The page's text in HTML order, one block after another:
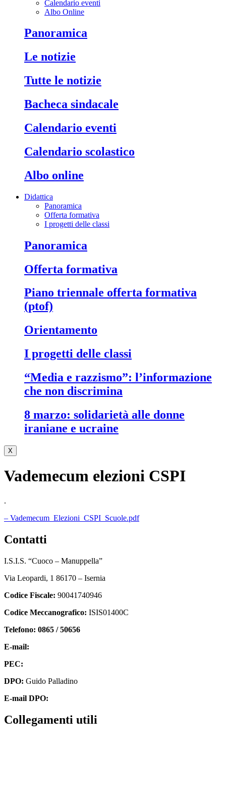
Calendario eventi
Albo Online
panoramica
le notizie
tutte le notizie
bacheca sindacale
calendario eventi
calendario scolastico
albo online
Didattica
Panoramica
Offerta formativa
I progetti delle classi
panoramica
offerta formativa
piano triennale offerta formativa
(ptof)
orientamento
i progetti delle classi
“media e razzismo”: l’informazione
che non discrimina
8 marzo: solidarietà alle donne
iraniane e ucraine
X
Vademecum elezioni CSPI
.
– Vademecum_Elezioni_CSPI_Scuole.pdf
contatti
I.S.I.S. “Cuoco – Manuppella”
Via Leopardi, 1 86170 – Isernia
Codice Fiscale: 90041740946
Codice Meccanografico: ISIS01400C
Telefono: 0865 / 50656
E-mail:
PEC:
DPO: Guido Palladino
E-mail DPO:
collegamenti utili